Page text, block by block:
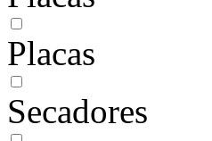
Placas
Secadores